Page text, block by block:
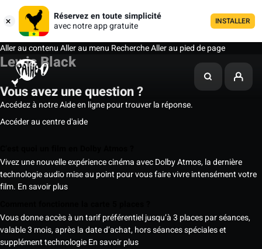
Réservez en toute simplicité
avec notre app gratuite
INSTALLER
Aller au contenuAller au menu RechercheAller au pied de page
Lewis Black
Vous avez une question ?
Accédez à notre Aide en ligne pour trouver la réponse.
Accéder au centre d'aide
Vivez une nouvelle expérience cinéma avec Dolby Atmos, la dernière
technologie audio mise au point pour vous faire vivre intensément votre
film. En savoir plus
Vous donne accès à un tarif préférentiel jusqu’à 3 places par séances,
valable 3 mois, après la date d’achat, hors séances spéciales et
supplément technologieEn savoir plus